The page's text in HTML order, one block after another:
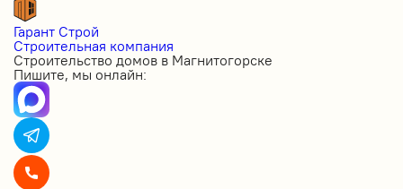
Гарант Строй
Строительная компания
Строительство домов в Магнитогорске
Пишите, мы онлайн: